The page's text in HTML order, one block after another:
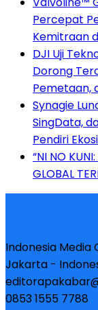
Percepat
Kemitraan
DJI Uji
Dorong
Pemetaan,
Synagie
SingData,
Pendiri
“NI NO
GLOBAL
Indonesia Media
Jakarta -
0853 1555 7788